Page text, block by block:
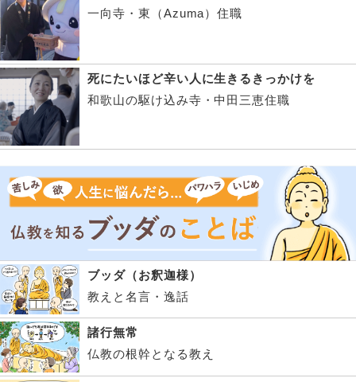
一向寺・東（Azuma）住職
死にたいほど辛い人に生きるきっかけを
和歌山の駆け込み寺・中田三恵住職
ブッダ（お釈迦様）
教えと名言・逸話
諸行無常
仏教の根幹となる教え